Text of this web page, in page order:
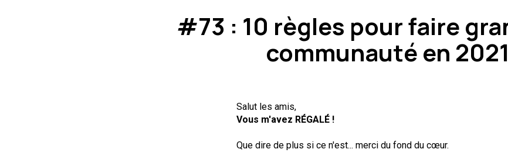
#73 : 10 règles pour faire
communauté en
Salut les amis,
Vous m'avez RÉGALÉ !
Que dire de plus si ce n'est... merci du fond du cœur.